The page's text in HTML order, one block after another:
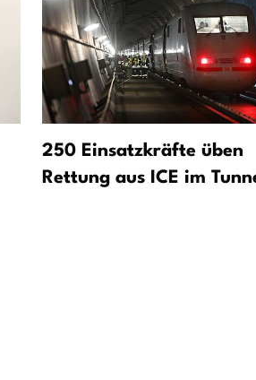
250 Einsatzkräfte üben
Rettung aus ICE im